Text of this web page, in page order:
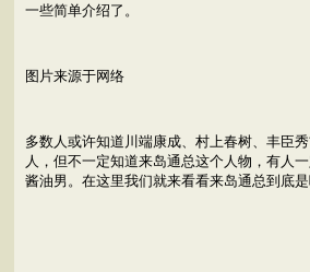
一些简单介绍了。
图片来源于网络
多数人或许知道川端康成、村上春树、丰臣
人，但不一定知道来岛通总这个人物，有人
酱油男。在这里我们就来看看来岛通总到底是